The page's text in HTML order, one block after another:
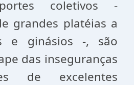
coletivos -
grandes platéias a
e ginásios -, são
das inseguranças
de excelentes